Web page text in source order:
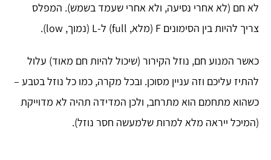
לא חם (לא אחרי נסיעה, ולא אחרי שעמד בשמש). המפלס
צריך להיות בין הסימונים F (מלא, full) ל-L (נמוך, low).
כאשר המנוע חם, נוזל הקירור (שיכול להיות חם מאוד) עלול
להתיז עליכם וזה עניין מסוכן. ובכל מקרה, כמו כל נוזל בטבע –
כשהוא מתחמם הוא מתרחב, ולכן המדידה תהיה לא מדוייקת
(המיכל ייראה מלא למרות שלמעשה חסר נוזל).